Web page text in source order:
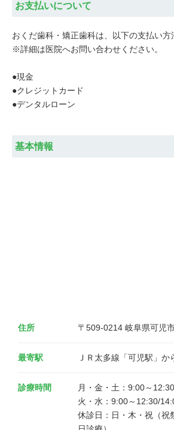
お支払いについて
おくだ歯科・矯正歯科は、以下の支払い方
※詳細は医院へお問い合わせください。
●現金
●クレジットカード
●デンタルローン
基本情報
住所 〒509-0214 岐阜県可児
最寄駅 ＪＲ太多線「可児駅」か
診療時間
月・金・土：9:00～
火・水：9:00～12:30/
休診日：日・木・祝（祝